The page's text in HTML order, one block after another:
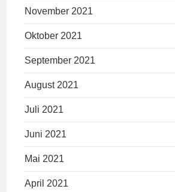
November 2021
Oktober 2021
September 2021
August 2021
Juli 2021
Juni 2021
Mai 2021
April 2021